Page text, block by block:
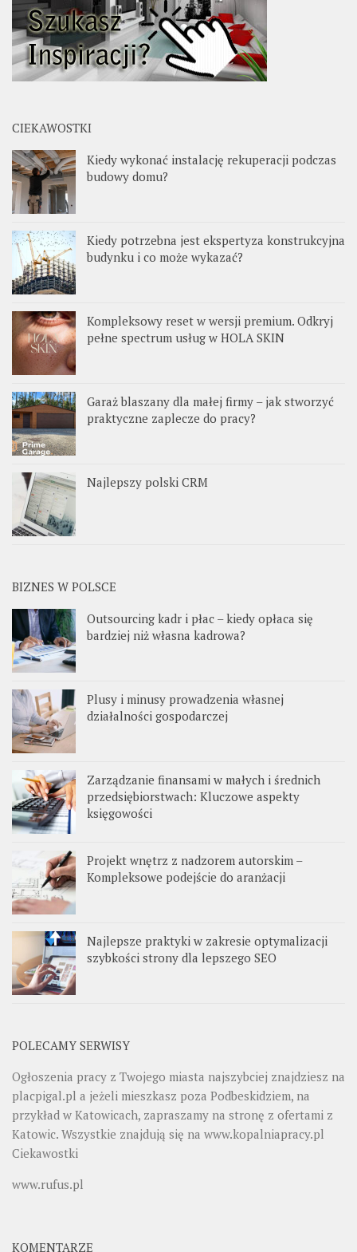
CIEKAWOSTKI
Kiedy wykonać instalację rekuperacji podczas
budowy domu?
Kiedy potrzebna jest ekspertyza konstrukcyjna
budynku i co może wykazać?
Kompleksowy reset w wersji premium. Odkryj
pełne spectrum usług w HOLA SKIN
Garaż blaszany dla małej firmy – jak stworzyć
praktyczne zaplecze do pracy?
Najlepszy polski CRM
BIZNES W POLSCE
Outsourcing kadr i płac – kiedy opłaca się
bardziej niż własna kadrowa?
Plusy i minusy prowadzenia własnej
działalności gospodarczej
Zarządzanie finansami w małych i średnich
przedsiębiorstwach: Kluczowe aspekty
księgowości
Projekt wnętrz z nadzorem autorskim –
Kompleksowe podejście do aranżacji
Najlepsze praktyki w zakresie optymalizacji
szybkości strony dla lepszego SEO
POLECAMY SERWISY
Ogłoszenia pracy z Twojego miasta najszybciej znajdziesz na
placpigal.pl a jeżeli mieszkasz poza Podbeskidziem, na
przykład w Katowicach, zapraszamy na stronę z ofertami z
Katowic. Wszystkie znajdują się na www.kopalniapracy.pl
Ciekawostki
www.rufus.pl
KOMENTARZE